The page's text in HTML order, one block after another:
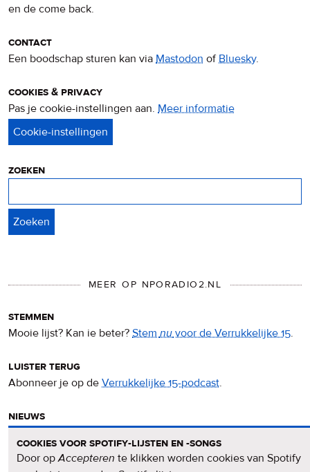
en de come back.
contact
Een boodschap sturen kan via Mastodon of Bluesky.
cookies & privacy
Pas je cookie-instellingen aan. Meer informatie
zoeken
MEER OP NPORADIO2.NL
stemmen
Mooie lijst? Kan ie beter? Stem nu voor de Verrukkelijke 15.
luister terug
Abonneer je op de Verrukkelijke 15-podcast.
nieuws
HetVerrukkelijke 15-nieuwsop de NPO Radio 2-website.
nieuwsbrief
cookies voor spotify-lijsten en -songs
Door opAccepteren te klikken worden cookies van Spotify